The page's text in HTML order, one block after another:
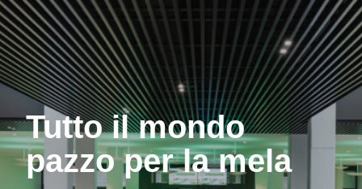
Tutto il mondo
pazzo per la mela